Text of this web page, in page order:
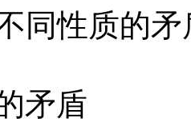
同性质的矛
间